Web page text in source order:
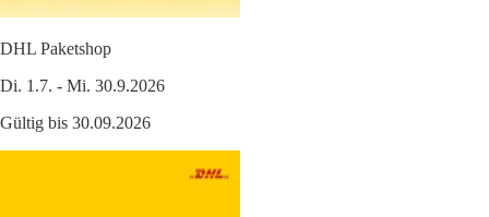
DHL Paketshop
Di. 1.7. - Mi. 30.9.2026
Gültig bis 30.09.2026